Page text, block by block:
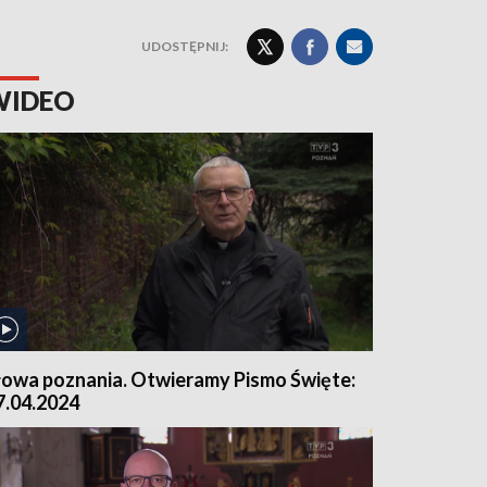
UDOSTĘPNIJ:
poznania. Otwieramy Pismo Święte: